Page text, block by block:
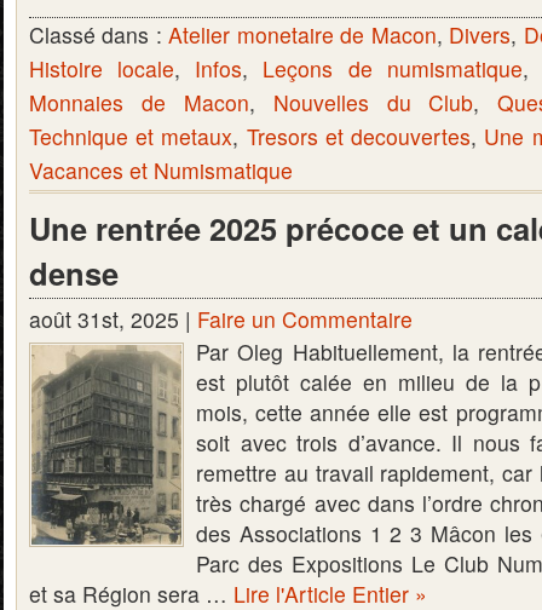
Classé dans :Atelier monetaire de Macon, Divers,
Histoire locale, Infos, Leçons de numismatique,
Monnaies de Macon, Nouvelles du Club,
Technique et metaux, Tresors et decouvertes, Une
Vacances et Numismatique
Une rentrée 2025 précoce et un
dense
août 31st, 2025 | Faire un Commentaire
Par Oleg Habituellement, la
est plutôt calée en milieu de la
mois, cette année elle est
soit avec trois d’avance. Il nous
remettre au travail rapidement,
très chargé avec dans l’ordre
des Associations 1 2 3 Mâcon
Parc des Expositions Le Club
et sa Région sera … Lire l'Article Entier »